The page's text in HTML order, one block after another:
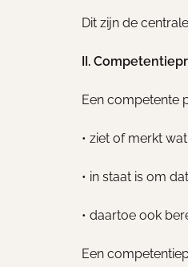
Dit zijn de
II.
Een competente
• ziet of merkt
• in staat is om
• daartoe ook
Een